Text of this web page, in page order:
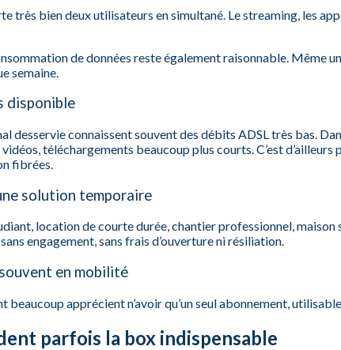
très bien deux utilisateurs en simultané. Le streaming, les
de données reste également raisonnable. Même
semaine.
disponible
desservie connaissent souvent des débits ADSL très bas.
téléchargements beaucoup plus courts. C’est
fibrées.
solution temporaire
location de courte durée, chantier professionnel,
engagement, sans frais d’ouverture ni résiliation.
en mobilité
beaucoup apprécient n’avoir qu’un seul abonnement,
parfois la box indispensable